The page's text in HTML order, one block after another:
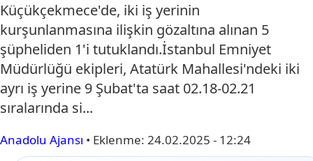
Küçükçekmece'de, iki iş yerinin
kurşunlanmasına ilişkin gözaltına alınan 5
şüpheliden 1'i tutuklandı.İstanbul Emniyet
Müdürlüğü ekipleri, Atatürk Mahallesi'ndeki iki
ayrı iş yerine 9 Şubat'ta saat 02.18-02.21
sıralarında si...
Anadolu Ajansı • Eklenme: 24.02.2025 - 12:24